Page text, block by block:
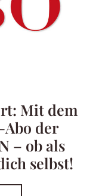
Mit dem
der
– ob als
selbst!